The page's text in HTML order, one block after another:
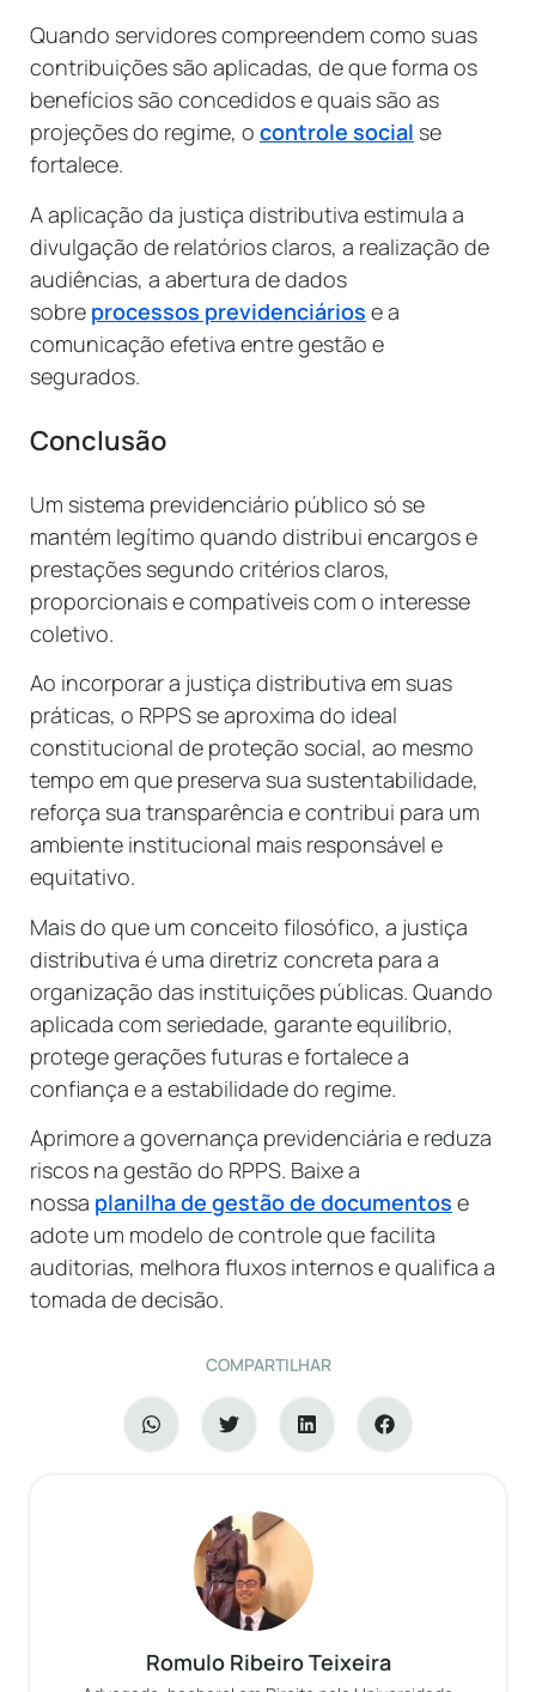
Quando servidores compreendem como suas
contribuições são aplicadas, de que forma os
benefícios são concedidos e quais são as
projeções do regime, o controle social se
fortalece.
A aplicação da justiça distributiva estimula a
divulgação de relatórios claros, a realização de
audiências, a abertura de dados
sobre processos previdenciários e a
comunicação efetiva entre gestão e
segurados.
Conclusão
Um sistema previdenciário público só se
mantém legítimo quando distribui encargos e
prestações segundo critérios claros,
proporcionais e compatíveis com o interesse
coletivo.
Ao incorporar a justiça distributiva em suas
práticas, o RPPS se aproxima do ideal
constitucional de proteção social, ao mesmo
tempo em que preserva sua sustentabilidade,
reforça sua transparência e contribui para um
ambiente institucional mais responsável e
equitativo.
Mais do que um conceito filosófico, a justiça
distributiva é uma diretriz concreta para a
organização das instituições públicas. Quando
aplicada com seriedade, garante equilíbrio,
protege gerações futuras e fortalece a
confiança e a estabilidade do regime.
Aprimore a governança previdenciária e reduza
riscos na gestão do RPPS. Baixe a
nossa planilha de gestão de documentos e
adote um modelo de controle que facilita
auditorias, melhora fluxos internos e qualifica a
tomada de decisão.
COMPARTILHAR
Romulo Ribeiro Teixeira